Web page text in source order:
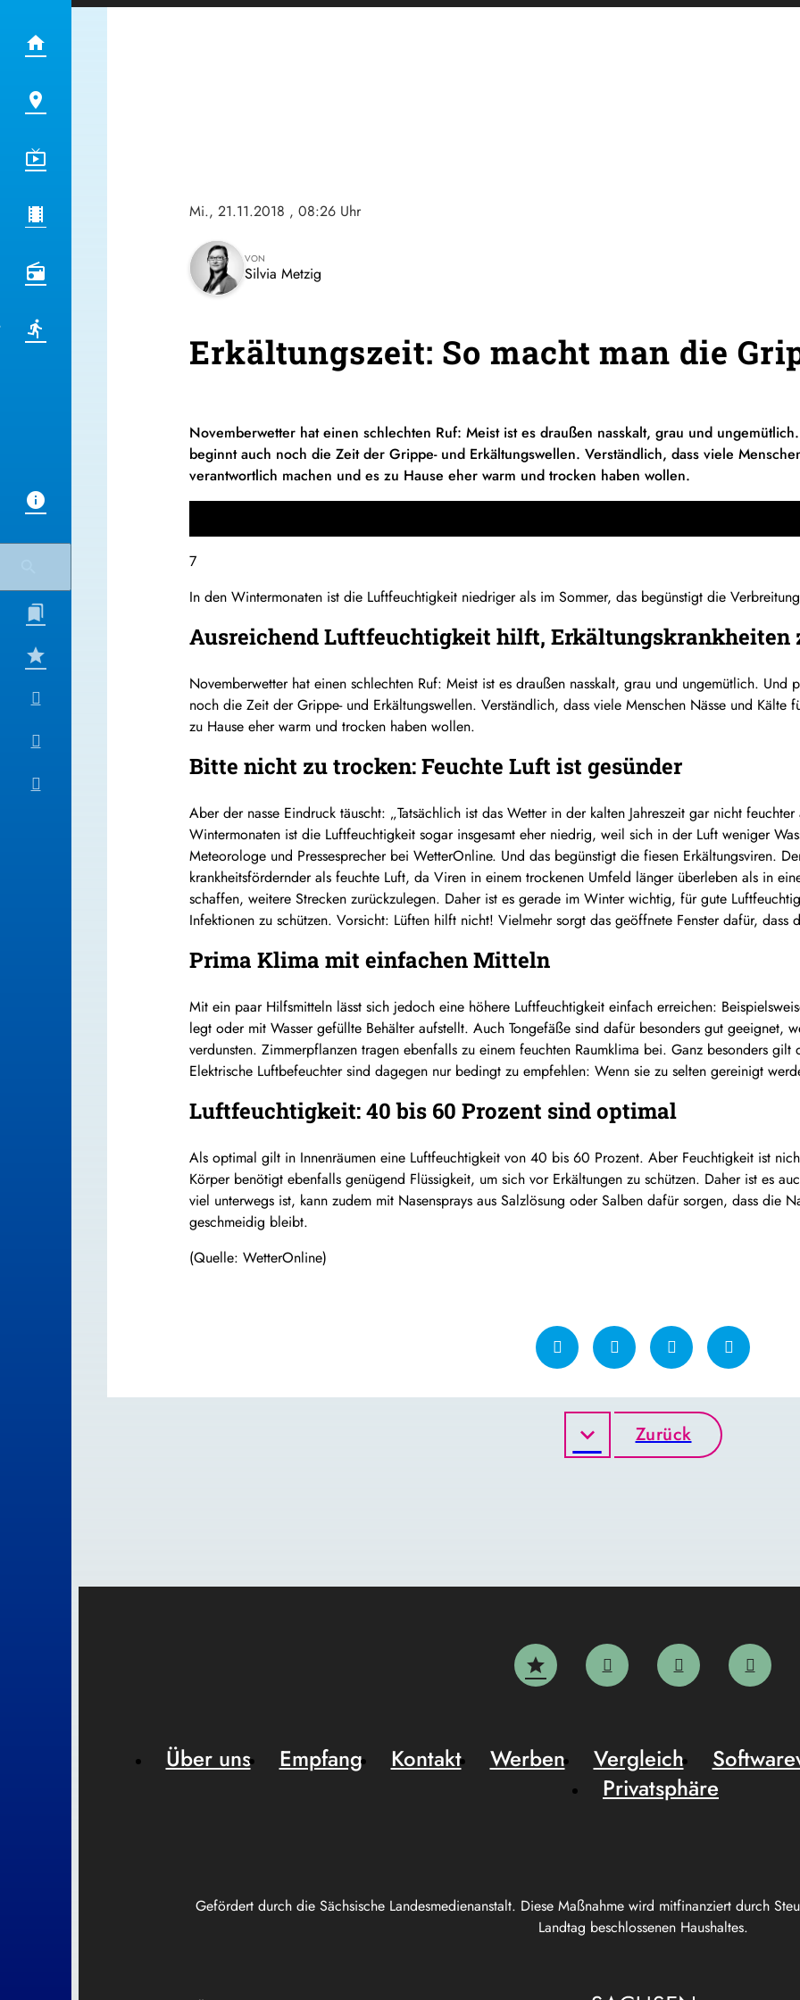
Mi., 21.11.2018 , 08:26 Uhr
VON
Silvia Metzig
Erkältungszeit: So macht man die
Novemberwetter hat einen schlechten Ruf: Meist ist es draußen nasskalt, grau und
beginnt auch noch die Zeit der Grippe- und Erkältungswellen. Verständlich, dass viele
verantwortlich machen und es zu Hause eher warm und trocken haben wollen.
7
In den Wintermonaten ist die Luftfeuchtigkeit niedriger als im Sommer, das begünstigt die
Ausreichend Luftfeuchtigkeit hilft, Erkältungskrankheiten
Novemberwetter hat einen schlechten Ruf: Meist ist es draußen nasskalt, grau und ungemütlich.
noch die Zeit der Grippe- und Erkältungswellen. Verständlich, dass viele Menschen Nässe und Kälte
zu Hause eher warm und trocken haben wollen.
Bitte nicht zu trocken: Feuchte Luft ist gesünder
Aber der nasse Eindruck täuscht: „Tatsächlich ist das Wetter in der kalten Jahreszeit gar nicht
Wintermonaten ist die Luftfeuchtigkeit sogar insgesamt eher niedrig, weil sich in der Luft weniger
Meteorologe und Pressesprecher bei WetterOnline. Und das begünstigt die fiesen Erkältungsviren.
krankheitsfördernder als feuchte Luft, da Viren in einem trockenen Umfeld länger überleben als in
schaffen, weitere Strecken zurückzulegen. Daher ist es gerade im Winter wichtig, für gute
Infektionen zu schützen. Vorsicht: Lüften hilft nicht! Vielmehr sorgt das geöffnete Fenster dafür,
Prima Klima mit einfachen Mitteln
Mit ein paar Hilfsmitteln lässt sich jedoch eine höhere Luftfeuchtigkeit einfach erreichen:
legt oder mit Wasser gefüllte Behälter aufstellt. Auch Tongefäße sind dafür besonders gut geeignet,
verdunsten. Zimmerpflanzen tragen ebenfalls zu einem feuchten Raumklima bei. Ganz besonders
Elektrische Luftbefeuchter sind dagegen nur bedingt zu empfehlen: Wenn sie zu selten gereinigt
Luftfeuchtigkeit: 40 bis 60 Prozent sind optimal
Als optimal gilt in Innenräumen eine Luftfeuchtigkeit von 40 bis 60 Prozent. Aber Feuchtigkeit ist
Körper benötigt ebenfalls genügend Flüssigkeit, um sich vor Erkältungen zu schützen. Daher ist es
viel unterwegs ist, kann zudem mit Nasensprays aus Salzlösung oder Salben dafür sorgen, dass die
geschmeidig bleibt.
(Quelle: WetterOnline)
Zurück
Gefördert durch die Sächsische Landesmedienanstalt. Diese Maßnahme wird mitfinanziert durch
Landtag beschlossenen Haushaltes.
Über uns Empfang Kontakt Werben Vergleich
Privatsphäre